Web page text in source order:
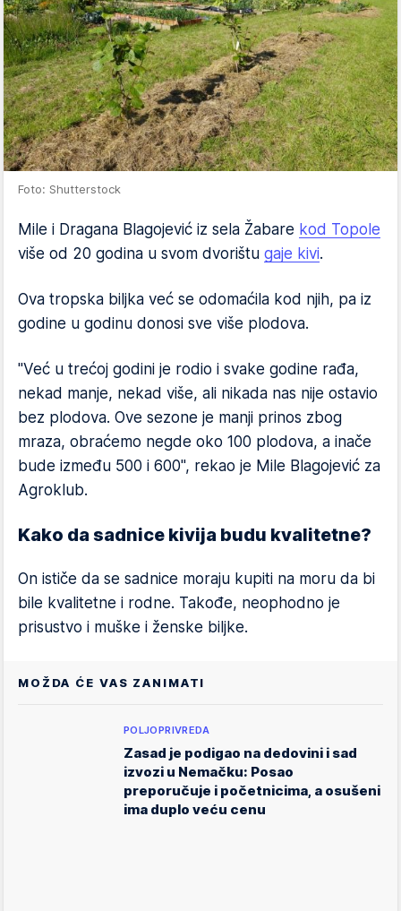
Foto: Shutterstock
Mile i Dragana Blagojević iz sela Žabare kod Topole
više od 20 godina u svom dvorištu gaje kivi.
Ova tropska biljka već se odomaćila kod njih, pa iz
godine u godinu donosi sve više plodova.
"Već u trećoj godini je rodio i svake godine rađa,
nekad manje, nekad više, ali nikada nas nije ostavio
bez plodova. Ove sezone je manji prinos zbog
mraza, obraćemo negde oko 100 plodova, a inače
bude između 500 i 600", rekao je Mile Blagojević za
Agroklub.
Kako da sadnice kivija budu kvalitetne?
On ističe da se sadnice moraju kupiti na moru da bi
bile kvalitetne i rodne. Takođe, neophodno je
prisustvo i muške i ženske biljke.
MOŽDA ĆE VAS ZANIMATI
POLJOPRIVREDA
Zasad je podigao na dedovini i sad
izvozi u Nemačku: Posao
preporučuje i početnicima, a osušeni
ima duplo veću cenu